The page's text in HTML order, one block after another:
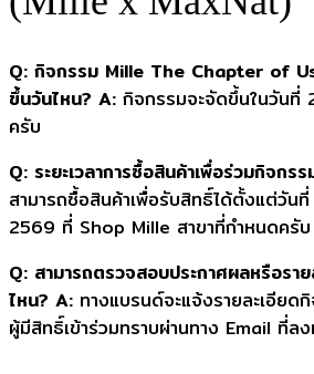
Q: กิจกรรม Mille The Chapter of
ขึ้นวันไหน? A: กิจกรรมจะจัดขึ้นในวัน
ครับ
Q: ระยะเวลาการซื้อสินค้าเพื่อร่วมกิจกร
สามารถซื้อสินค้าเพื่อรับสิทธิ์ได้ตั้งแต่วั
2569 ที่ Shop Mille สาขาที่กำหนดครับ
Q: สามารถตรวจสอบประกาศผลหรือราย
ไหน? A: ทางแบรนด์จะแจ้งรายละเอียด
ผู้มีสิทธิ์เข้าร่วมทราบผ่านทาง Email ที่ลง